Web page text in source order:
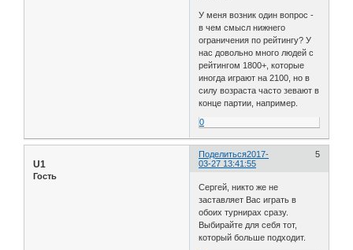
У меня возник один вопрос -
в чем смысл нижнего
ограничения по рейтингу? У
нас довольно много людей с
рейтингом 1800+, которые
иногда играют на 2100, но в
силу возраста часто зевают в
конце партии, например.
0
Поделиться 5
2017-
03-27 13:41:55
U1
Гость
Сергей, никто же не
заставляет Вас играть в
обоих турнирах сразу.
Выбирайте для себя тот,
который больше подходит.